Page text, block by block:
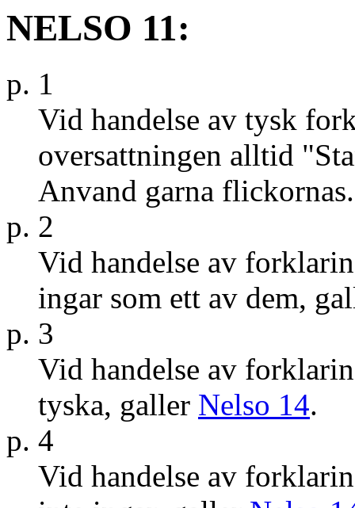
NELSO 11:
p. 1
Vid handelse av tysk
oversattningen alltid
Anvand garna
p. 2
Vid handelse av
ingar som ett av dem,
p. 3
Vid handelse av
tyska, galler Nelso 14.
p. 4
Vid handelse av